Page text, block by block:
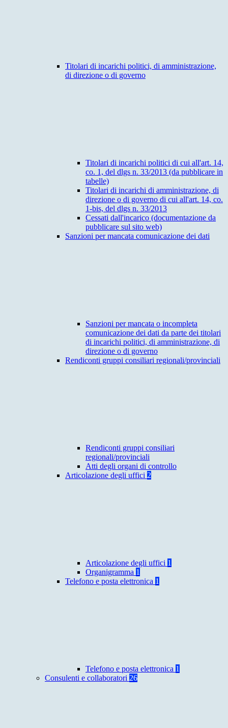
Titolari di incarichi politici, di amministrazione,
di direzione o di governo
Titolari di incarichi politici di cui all'art. 14,
co. 1, del dlgs n. 33/2013 (da pubblicare in
tabelle)
Titolari di incarichi di amministrazione, di
direzione o di governo di cui all'art. 14, co.
1-bis, del dlgs n. 33/2013
Cessati dall'incarico (documentazione da
pubblicare sul sito web)
Sanzioni per mancata comunicazione dei dati
Sanzioni per mancata o incompleta
comunicazione dei dati da parte dei titolari
di incarichi politici, di amministrazione, di
direzione o di governo
Rendiconti gruppi consiliari regionali/provinciali
Rendiconti gruppi consiliari
regionali/provinciali
Atti degli organi di controllo
Articolazione degli uffici 2
Articolazione degli uffici 1
Organigramma 1
Telefono e posta elettronica 1
Telefono e posta elettronica 1
Consulenti e collaboratori 26